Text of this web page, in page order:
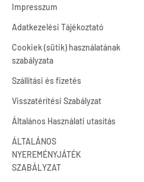
Impresszum
Adatkezelési Tájékoztató
Cookiek (sütik) használatának
szabályzata
Szállítási és fizetés
Visszatérítési Szabályzat
Általános Használati utasítás
ÁLTALÁNOS
NYEREMÉNYJÁTÉK
SZABÁLYZAT